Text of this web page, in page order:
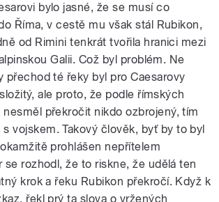
bylo jasné, že se musí co
Říma, v cestě mu však stál Rubikon,
od Rimini tenkrát tvořila hranici mezi
Galii. Což byl problém. Ne
přechod té řeky byl pro Caesarovy
ale proto, že podle římských
překročit nikdo ozbrojený, tím
vojskem. Takový člověk, byť by to byl
prohlášen nepřítelem
se rozhodl, že to riskne, že udělá ten
krok a řeku Rubikon překročí. Když k
řekl prý ta slova o vržených